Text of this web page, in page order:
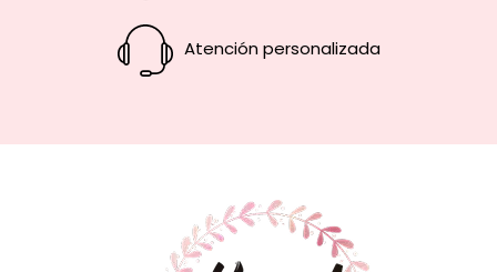
Atención personalizada